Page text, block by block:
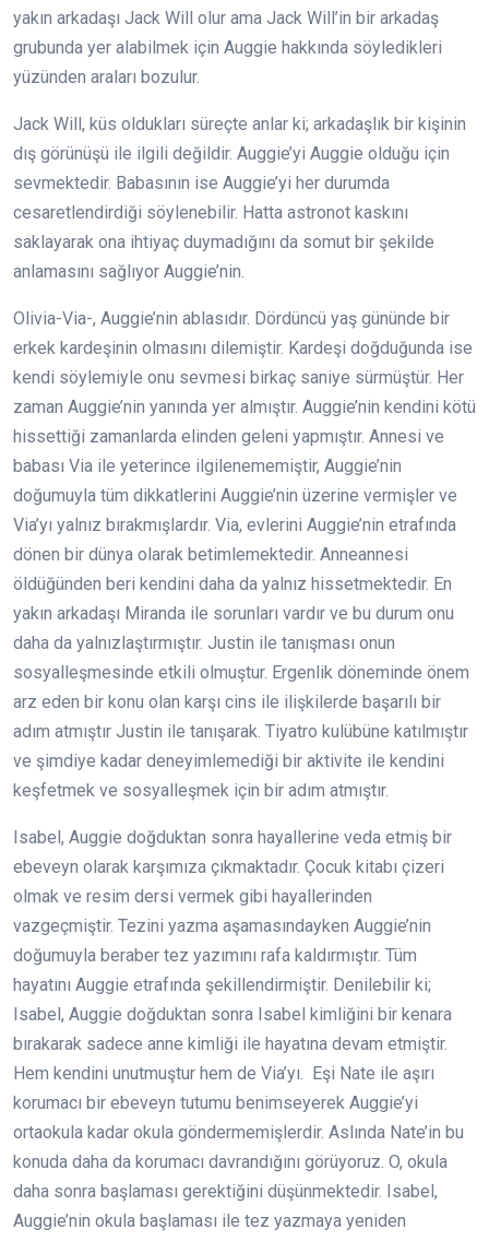
yakın arkadaşı Jack Will olur ama Jack Will’in bir arkadaş
grubunda yer alabilmek için Auggie hakkında söyledikleri
yüzünden araları bozulur.
Jack Will, küs oldukları süreçte anlar ki; arkadaşlık bir kişinin
dış görünüşü ile ilgili değildir. Auggie’yi Auggie olduğu için
sevmektedir. Babasının ise Auggie’yi her durumda
cesaretlendirdiği söylenebilir. Hatta astronot kaskını
saklayarak ona ihtiyaç duymadığını da somut bir şekilde
anlamasını sağlıyor Auggie’nin.
Olivia-Via-, Auggie’nin ablasıdır. Dördüncü yaş gününde bir
erkek kardeşinin olmasını dilemiştir. Kardeşi doğduğunda ise
kendi söylemiyle onu sevmesi birkaç saniye sürmüştür. Her
zaman Auggie’nin yanında yer almıştır. Auggie’nin kendini kötü
hissettiği zamanlarda elinden geleni yapmıştır. Annesi ve
babası Via ile yeterince ilgilenememiştir, Auggie’nin
doğumuyla tüm dikkatlerini Auggie’nin üzerine vermişler ve
Via’yı yalnız bırakmışlardır. Via, evlerini Auggie’nin etrafında
dönen bir dünya olarak betimlemektedir. Anneannesi
öldüğünden beri kendini daha da yalnız hissetmektedir. En
yakın arkadaşı Miranda ile sorunları vardır ve bu durum onu
daha da yalnızlaştırmıştır. Justin ile tanışması onun
sosyalleşmesinde etkili olmuştur. Ergenlik döneminde önem
arz eden bir konu olan karşı cins ile ilişkilerde başarılı bir
adım atmıştır Justin ile tanışarak. Tiyatro kulübüne katılmıştır
ve şimdiye kadar deneyimlemediği bir aktivite ile kendini
keşfetmek ve sosyalleşmek için bir adım atmıştır.
Isabel, Auggie doğduktan sonra hayallerine veda etmiş bir
ebeveyn olarak karşımıza çıkmaktadır. Çocuk kitabı çizeri
olmak ve resim dersi vermek gibi hayallerinden
vazgeçmiştir. Tezini yazma aşamasındayken Auggie’nin
doğumuyla beraber tez yazımını rafa kaldırmıştır. Tüm
hayatını Auggie etrafında şekillendirmiştir. Denilebilir ki;
Isabel, Auggie doğduktan sonra Isabel kimliğini bir kenara
bırakarak sadece anne kimliği ile hayatına devam etmiştir.
Hem kendini unutmuştur hem de Via’yı. Eşi Nate ile aşırı
korumacı bir ebeveyn tutumu benimseyerek Auggie’yi
ortaokula kadar okula göndermemişlerdir. Aslında Nate’in bu
konuda daha da korumacı davrandığını görüyoruz. O, okula
daha sonra başlaması gerektiğini düşünmektedir. Isabel,
Auggie’nin okula başlaması ile tez yazmaya yeniden